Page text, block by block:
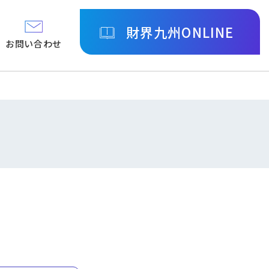
お問い合わせ
財界九州ONLINE